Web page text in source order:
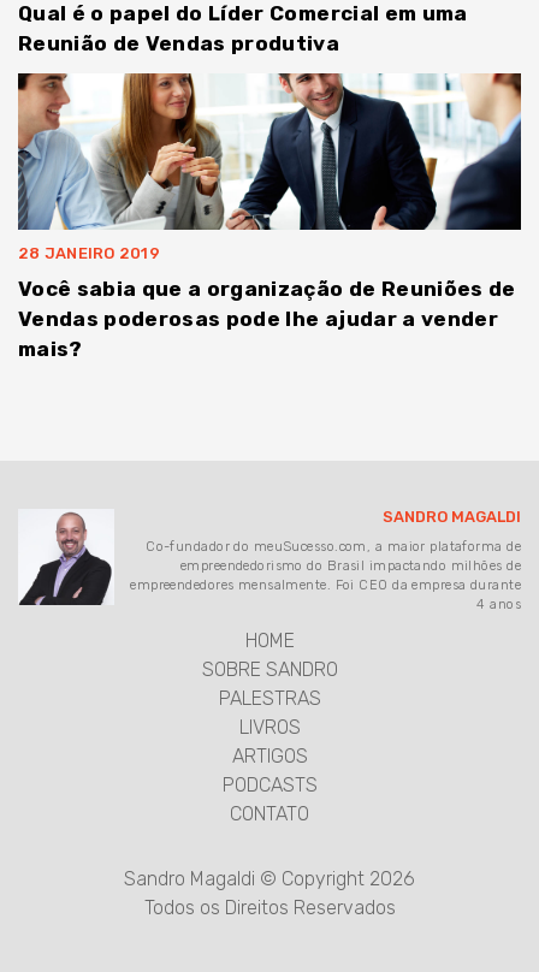
Qual é o papel do Líder Comercial em uma
Reunião de Vendas produtiva
28 JANEIRO 2019
Você sabia que a organização de Reuniões de
Vendas poderosas pode lhe ajudar a vender
mais?
SANDRO MAGALDI
Co-fundador do meuSucesso.com, a maior plataforma de
empreendedorismo do Brasil impactando milhões de
empreendedores mensalmente. Foi CEO da empresa durante
4 anos
HOME
SOBRE SANDRO
PALESTRAS
LIVROS
ARTIGOS
PODCASTS
CONTATO
Sandro Magaldi © Copyright 2026
Todos os Direitos Reservados